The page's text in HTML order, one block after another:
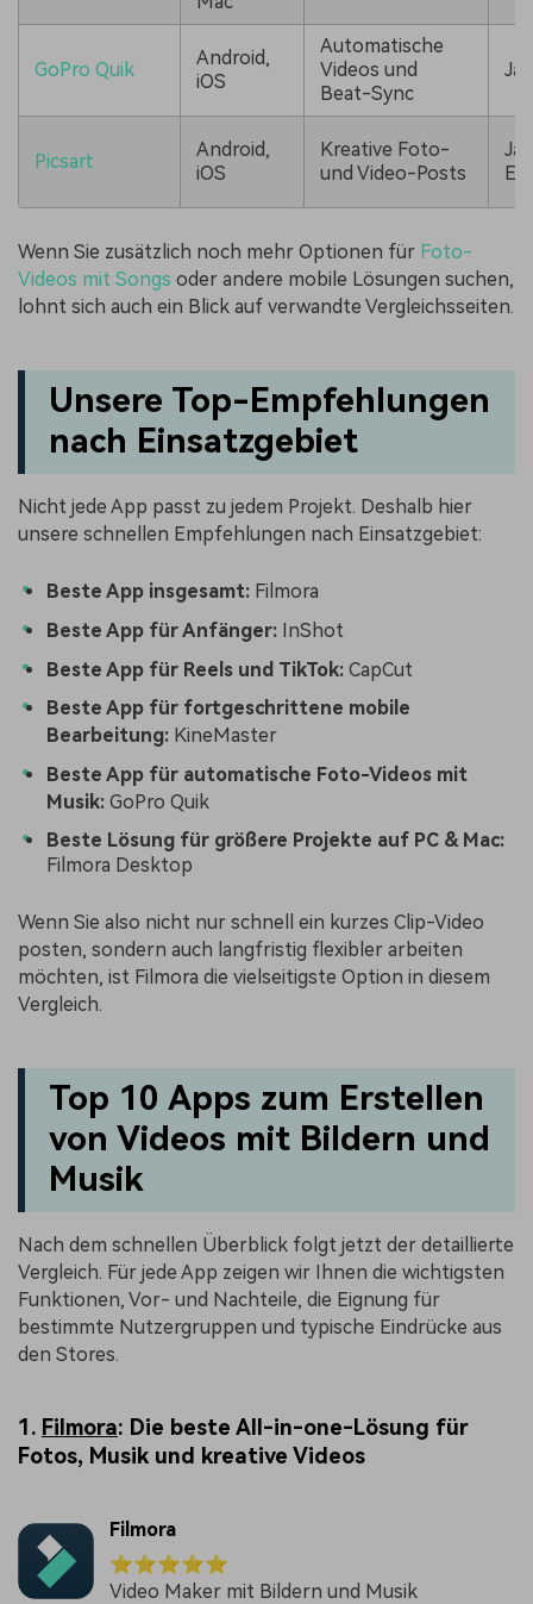
GoPro Quik
Android,
iOS
Automatische
Videos und
Beat-Sync
Ja
Picsart
Android,
iOS
Kreative Foto-
und Video-Posts
Wenn Sie zusätzlich noch mehr Optionen für Foto-
Videos mit Songs oder andere mobile Lösungen suchen,
lohnt sich auch ein Blick auf verwandte Vergleichsseiten.
Unsere Top-Empfehlungen
nach Einsatzgebiet
Nicht jede App passt zu jedem Projekt. Deshalb hier
unsere schnellen Empfehlungen nach Einsatzgebiet:
Beste App insgesamt: Filmora
Beste App für Anfänger: InShot
Beste App für Reels und TikTok: CapCut
Beste App für fortgeschrittene mobile
Bearbeitung: KineMaster
Beste App für automatische Foto-Videos mit
Musik: GoPro Quik
Beste Lösung für größere Projekte auf PC & Mac:
Filmora Desktop
Wenn Sie also nicht nur schnell ein kurzes Clip-Video
posten, sondern auch langfristig flexibler arbeiten
möchten, ist Filmora die vielseitigste Option in diesem
Vergleich.
Top 10 Apps zum Erstellen
von Videos mit Bildern und
Musik
Nach dem schnellen Überblick folgt jetzt der detaillierte
Vergleich. Für jede App zeigen wir Ihnen die wichtigsten
Funktionen, Vor- und Nachteile, die Eignung für
bestimmte Nutzergruppen und typische Eindrücke aus
den Stores.
1. Filmora: Die beste All-in-one-Lösung für
Fotos, Musik und kreative Videos
Filmora
⭐⭐⭐⭐⭐
Video Maker mit Bildern und Musik